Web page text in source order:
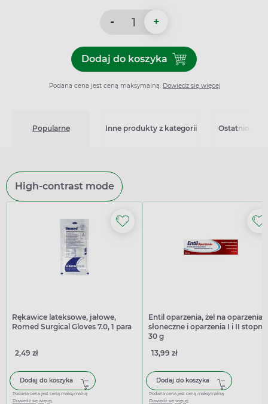
- +
Dodaj do koszykaDodaj do koszyka Romed
Podana cena jest ceną maksymalną. Dowiedz się więcej
Popularne Inne produkty z kategorii Ostatnio
High-contrast mode
Rękawice lateksowe, jałowe,
Romed Surgical Gloves 7.0, 1 para
2,49 zł
Dodaj do koszyka
Podana cena jest ceną maksymalną
Dowiedz się więcej
Entil oparzenia, żel na oparzenia
słoneczne i oparzenia I i II
30 g
13,99 zł
Dodaj do koszyka
Podana cena jest ceną maksymalną
Dowiedz się więcej